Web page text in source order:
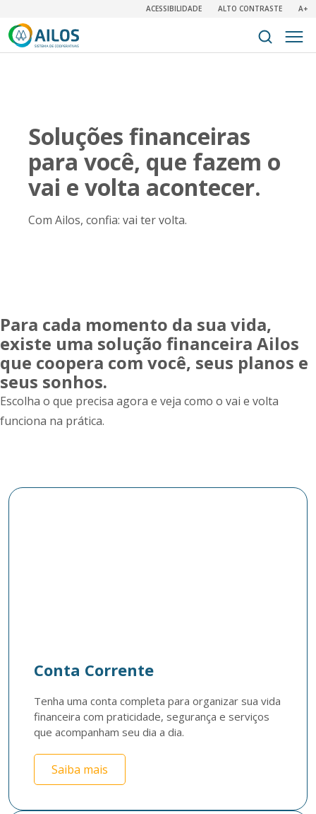
ACESSIBILIDADE ALTO CONTRASTE A+
Soluções financeiras
para você, que fazem o
vai e volta acontecer.
Com Ailos, confia: vai ter volta.
Para cada momento da sua vida,
existe uma solução financeira Ailos
que coopera com você, seus planos e
seus sonhos.
Escolha o que precisa agora e veja como o vai e volta
funciona na prática.
Conta Corrente
Tenha uma conta completa para organizar sua vida
financeira com praticidade, segurança e serviços
que acompanham seu dia a dia.
Saiba mais